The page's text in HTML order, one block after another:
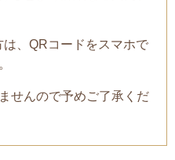
、QRコードをスマホで
せんので予めご了承くだ